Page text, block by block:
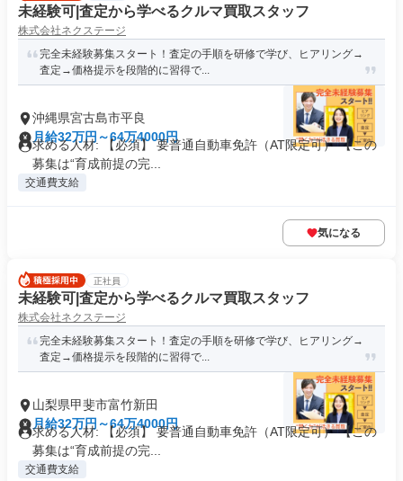
未経験可|査定から学べるクルマ買取スタッフ
株式会社ネクステージ
完全未経験募集スタート！査定の手順を研修で学び、ヒアリング→
査定→価格提示を段階的に習得で...
沖縄県宮古島市平良
月給32万円～64万4000円
求める人材: 【必須】 要普通自動車免許（AT限定可） 【この
募集は“育成前提の完...
交通費支給
気になる
正社員
未経験可|査定から学べるクルマ買取スタッフ
株式会社ネクステージ
完全未経験募集スタート！査定の手順を研修で学び、ヒアリング→
査定→価格提示を段階的に習得で...
山梨県甲斐市富竹新田
月給32万円～64万4000円
求める人材: 【必須】 要普通自動車免許（AT限定可） 【この
募集は“育成前提の完...
交通費支給